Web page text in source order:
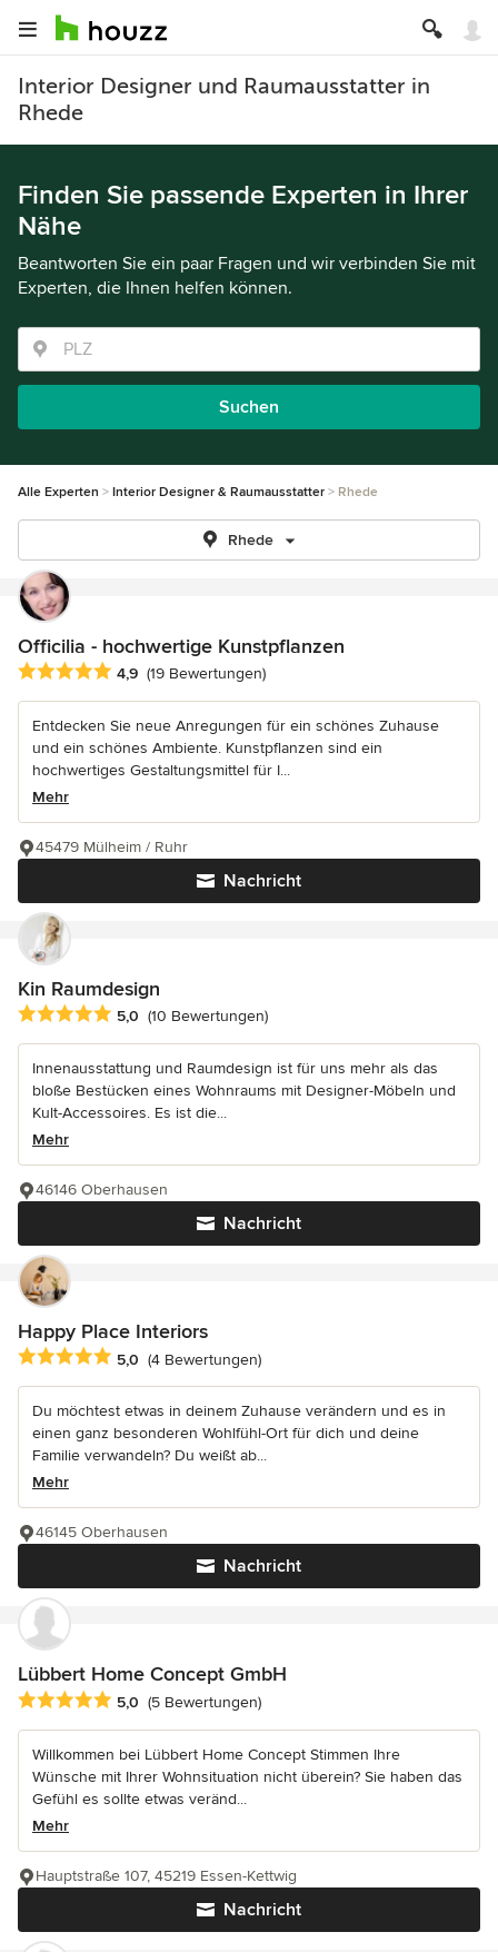
Interior Designer und Raumausstatter in
Rhede
Finden Sie passende Experten in Ihrer
Nähe
Beantworten Sie ein paar Fragen und wir verbinden Sie mit
Experten, die Ihnen helfen können.
Suchen
Alle Experten Interior Designer & Raumausstatter Rhede
Rhede
Officilia - hochwertige Kunstpflanzen
Durchschnittliche Bewertung: 4.9 von 5 Sternen
4,9 (19 Bewertungen)
Entdecken Sie neue Anregungen für ein schönes Zuhause
und ein schönes Ambiente. Kunstpflanzen sind ein
hochwertiges Gestaltungsmittel für I...
Mehr
Nachricht
45479 Mülheim / Ruhr
Kin Raumdesign
Durchschnittliche Bewertung: 5 von 5 Sternen
5,0 (10 Bewertungen)
Innenausstattung und Raumdesign ist für uns mehr als das
bloße Bestücken eines Wohnraums mit Designer-Möbeln und
Kult-Accessoires. Es ist die...
Mehr
Nachricht
46146 Oberhausen
Happy Place Interiors
Durchschnittliche Bewertung: 5 von 5 Sternen
5,0 (4 Bewertungen)
Du möchtest etwas in deinem Zuhause verändern und es in
einen ganz besonderen Wohlfühl-Ort für dich und deine
Familie verwandeln? Du weißt ab...
Mehr
Nachricht
46145 Oberhausen
Lübbert Home Concept GmbH
Durchschnittliche Bewertung: 5 von 5 Sternen
5,0 (5 Bewertungen)
Willkommen bei Lübbert Home Concept Stimmen Ihre
Wünsche mit Ihrer Wohnsituation nicht überein? Sie haben das
Gefühl es sollte etwas veränd...
Mehr
Nachricht
Hauptstraße 107, 45219 Essen-Kettwig